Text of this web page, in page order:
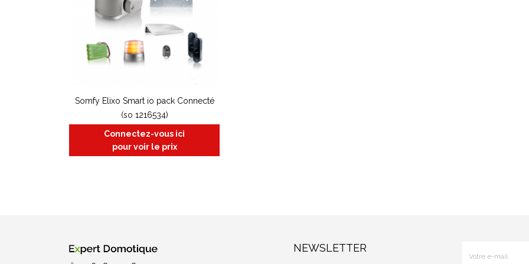
Somfy Elixo Smart io pack Connecté
(so 1216534)
Connectez-vous ici
pour voir le prix
NEWSLETTER